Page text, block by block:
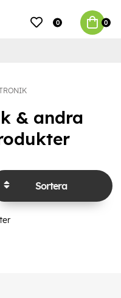
0 0
& andra
Sortera